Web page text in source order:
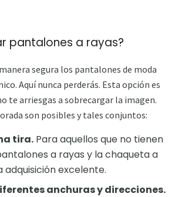
pantalones a rayas?
segura los pantalones de moda
Aquí nunca perderás. Esta opción es
te arriesgas a sobrecargar la imagen.
son posibles y tales conjuntos:
tira. Para aquellos que no tienen
a rayas y la chaqueta a
adquisición excelente.
anchuras y direcciones.